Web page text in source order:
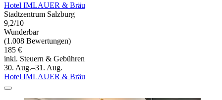
Hotel IMLAUER & Bräu
Stadtzentrum Salzburg
9,2/10
Wunderbar
(1.008 Bewertungen)
185 €
inkl. Steuern & Gebühren
30. Aug.–31. Aug.
Hotel IMLAUER & Bräu